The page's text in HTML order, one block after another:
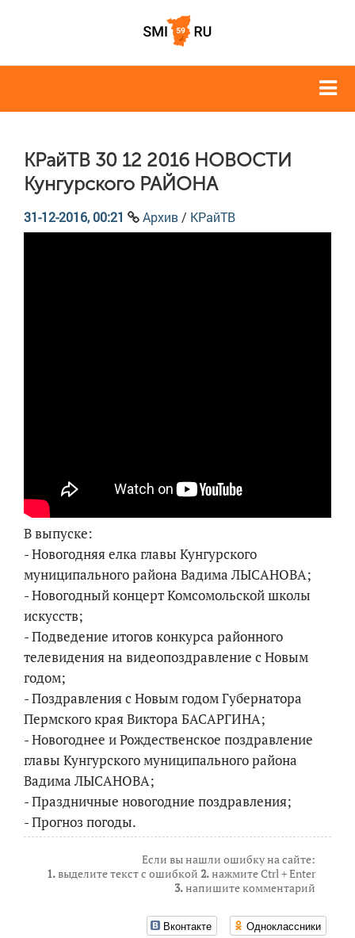
КРайТВ 30 12 2016 НОВОСТИ
Кунгурского РАЙОНА
31-12-2016, 00:21 Архив / КРайТВ
В выпуске:
- Новогодняя елка главы Кунгурского
муниципального района Вадима ЛЫСАНОВА;
- Новогодный концерт Комсомольской школы
искусств;
- Подведение итогов конкурса районного
телевидения на видеопоздравление с Новым
годом;
- Поздравления с Новым годом Губернатора
Пермского края Виктора БАСАРГИНА;
- Новогоднее и Рождественское поздравление
главы Кунгурского муниципального района
Вадима ЛЫСАНОВА;
- Праздничные новогодние поздравления;
- Прогноз погоды.
Если вы нашли ошибку на сайте:
1.выделите текст с ошибкой 2.нажмите Ctrl + Enter
3.напишите комментарий
Вконтакте Одноклассники